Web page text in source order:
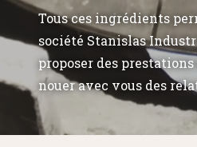
Tous ces ingrédients
société Stanislas
proposer des
nouer avec vous des